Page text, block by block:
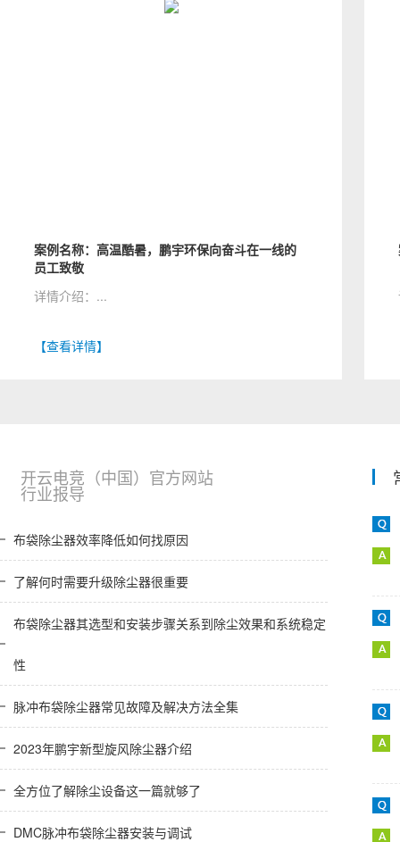
案例名称：高温酷暑，鹏宇环保向奋斗在一线的
员工致敬
详情介绍：...
【查看详情】
开云电竞（中国）官方网站
行业报导
布袋除尘器效率降低如何找原因
了解何时需要升级除尘器很重要
布袋除尘器其选型和安装步骤关系到除尘效果和系统稳定
性
脉冲布袋除尘器常见故障及解决方法全集
2023年鹏宇新型旋风除尘器介绍
全方位了解除尘设备这一篇就够了
DMC脉冲布袋除尘器安装与调试